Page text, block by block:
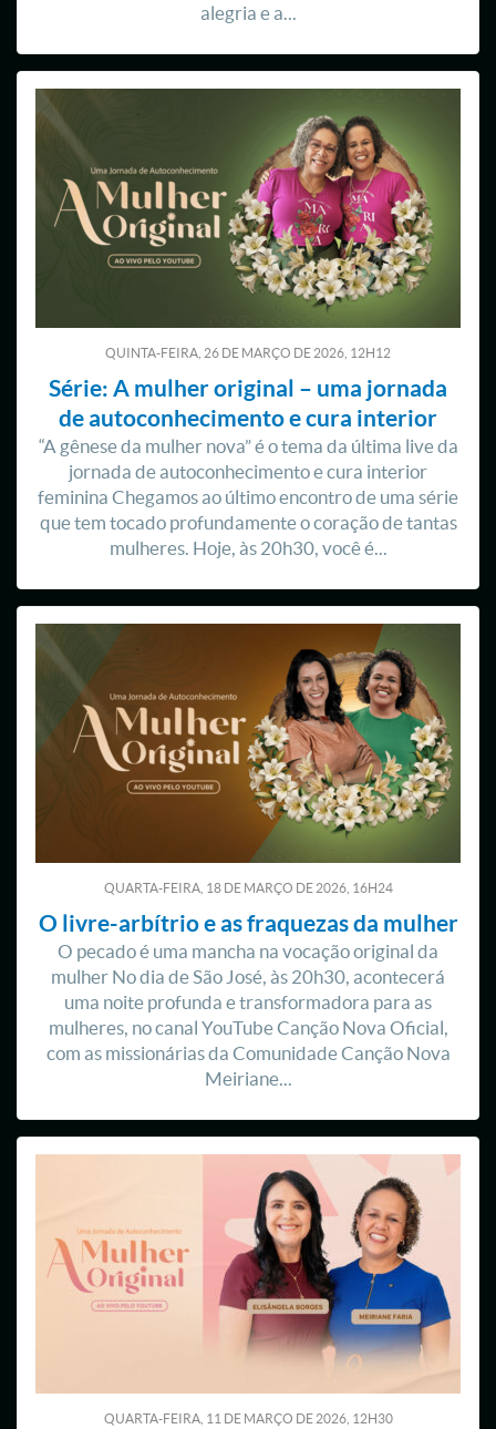
alegria e a...
QUINTA-FEIRA, 26 DE MARÇO DE 2026, 12H12
Série: A mulher original – uma jornada
de autoconhecimento e cura interior
“A gênese da mulher nova” é o tema da última live da
jornada de autoconhecimento e cura interior
feminina Chegamos ao último encontro de uma série
que tem tocado profundamente o coração de tantas
mulheres. Hoje, às 20h30, você é...
QUARTA-FEIRA, 18DEMARÇO DE2026, 16H24
O livre-arbítrio e as fraquezas da mulher
O pecado é uma mancha na vocação original da
mulher No dia de São José, às 20h30, acontecerá
uma noite profunda e transformadora para as
mulheres, no canal YouTube Canção Nova Oficial,
com as missionárias da Comunidade Canção Nova
Meiriane...
QUARTA-FEIRA, 11 DEMARÇO DE2026, 12H30